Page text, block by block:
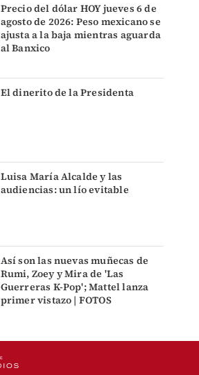
Precio del dólar HOY jueves 6 de
agosto de 2026: Peso mexicano se
ajusta a la baja mientras aguarda
al Banxico
El dinerito de la Presidenta
Luisa María Alcalde y las
audiencias: un lío evitable
Así son las nuevas muñecas de
Rumi, Zoey y Mira de 'Las
Guerreras K-Pop'; Mattel lanza
primer vistazo | FOTOS